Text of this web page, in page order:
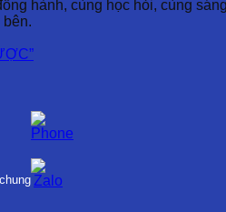
hành, cùng học hỏi, cùng